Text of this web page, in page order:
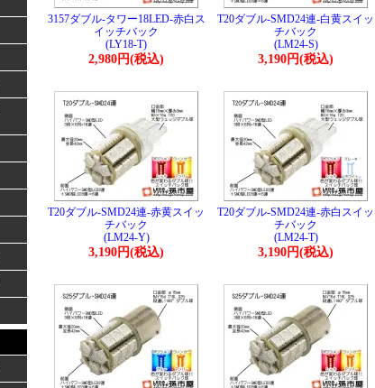
3157ダブル-タワー18LED-赤白ス
イッチバック
(LY18-T)
2,980円(税込)
T20ダブル-SMD24連-白黄スイッ
チバック
(LM24-S)
3,190円(税込)
T20ダブル-SMD24連-赤黄スイッ
チバック
(LM24-Y)
3,190円(税込)
T20ダブル-SMD24連-赤白スイッ
チバック
(LM24-T)
3,190円(税込)